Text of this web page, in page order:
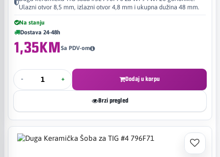
tijelom stezača, volfram elektrodom i ostalim potrošnim
dijelovima koji se koriste u TIG sistemu.
Ulazni otvor 8,5 mm, izlazni otvor 4,8 mm i ukupna dužina 48 mm.
Na stanju
Dostava 24-48h
1,35KMSa PDV-om
- + Dodaj u korpu
Brzi pregled